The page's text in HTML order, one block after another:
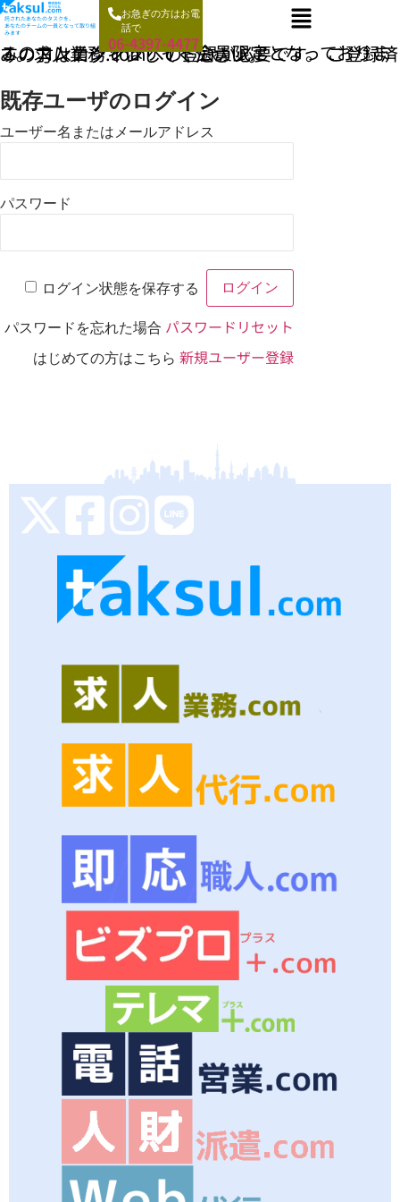
託されたあなたのタスクを、
あなたのチームの一員となって取り組
みます
お急ぎの方はお電
話で
06-4397-4477
このコンテンツはサイト会員限定となっております。求人業務.comへの登録が必要です。 ご登録済みの方はログインしてください。
既存ユーザのログイン
ユーザー名またはメールアドレス
パスワード
ログイン状態を保存する
パスワードを忘れた場合 パスワードリセット
はじめての方はこちら新規ユーザー登録